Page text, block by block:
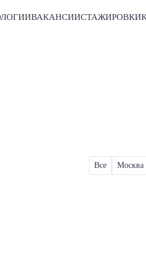
ВАКАНСИИСТАЖИРОВКИ
Все Москва